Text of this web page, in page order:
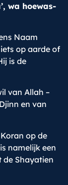
wa hoewas-
Naam
op aarde of
is de
van Allah –
en van
op de
namelijk een
de Shayatien